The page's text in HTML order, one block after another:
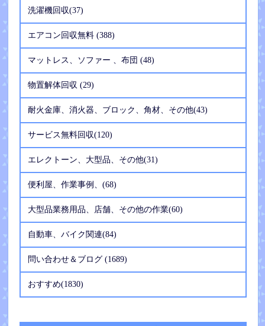
洗濯機回収(37)
エアコン回収無料 (388)
マットレス、ソファー 、布団 (48)
物置解体回収 (29)
耐火金庫、消火器、ブロック、角材、その他(43)
サービス無料回収(120)
エレクトーン、大型品、その他(31)
便利屋、作業事例、(68)
大型品業務用品、店舗、その他の作業(60)
自動車、バイク関連(84)
問い合わせ＆ブログ (1689)
おすすめ(1830)